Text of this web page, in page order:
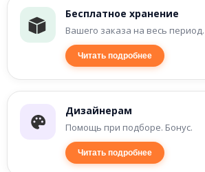
Бесплатное хранение
Вашего заказа на весь период.
Читать подробнее
Дизайнерам
Помощь при подборе. Бонус.
Читать подробнее